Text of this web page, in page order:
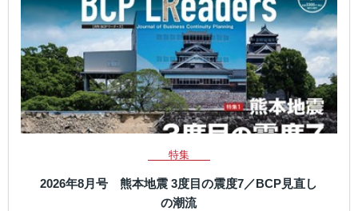
特集
2026年8月号 熊本地震 3度目の震度7／BCP見直し
の潮流